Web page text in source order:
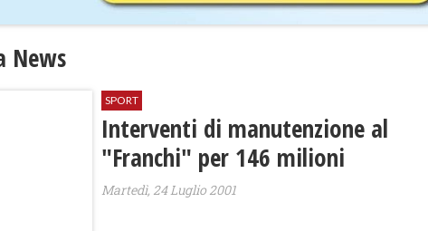
News
SPORT
Interventi di manutenzione al
"Franchi" per 146 milioni
Martedì, 24 Luglio 2001